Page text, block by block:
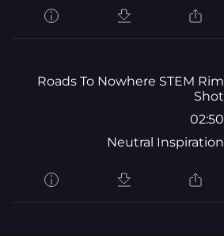
Roads To Nowhere STEM Rim
Shot
02:50
Neutral Inspiration